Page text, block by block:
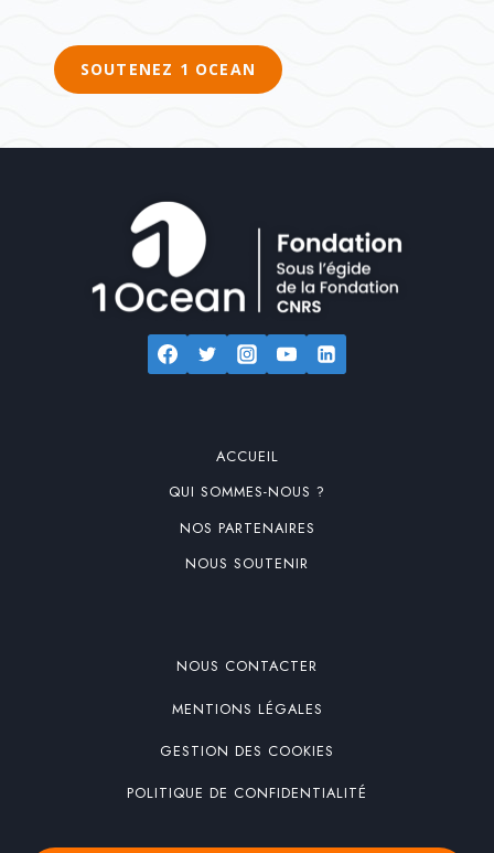
SOUTENEZ 1 OCEAN
ACCUEIL
QUI SOMMES-NOUS ?
NOS PARTENAIRES
NOUS SOUTENIR
NOUS CONTACTER
MENTIONS LÉGALES
GESTION DES COOKIES
POLITIQUE DE CONFIDENTIALITÉ